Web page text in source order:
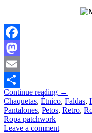
Facebook
Mastodon
Email
Compartir
Continue reading →
Chaquetas, Étnico, Faldas,
Pantalones, Petos, Retro,
Ropa patchwork
Leave a comment